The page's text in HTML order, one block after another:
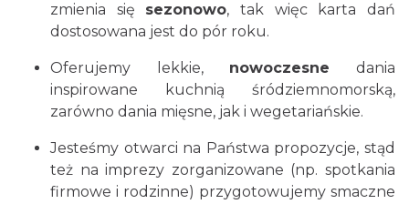
zmienia się sezonowo, tak więc karta dań
dostosowana jest do pór roku.
Oferujemy lekkie, nowoczesne dania
inspirowane kuchnią śródziemnomorską,
zarówno dania mięsne, jak i wegetariańskie.
Jesteśmy otwarci na Państwa propozycje, stąd
też na imprezy zorganizowane (np. spotkania
firmowe i rodzinne) przygotowujemy smaczne